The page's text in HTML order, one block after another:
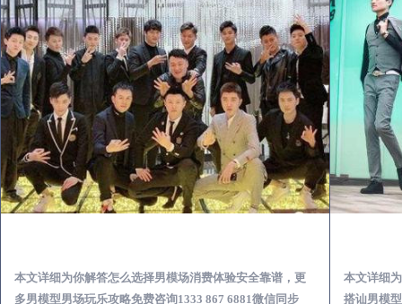
本文详细为你解答怎么选择男模场消费体验安全靠谱，更
多男模型男场玩乐攻略免费咨询1333 867 6881微信同步
本文详细
搭讪男模